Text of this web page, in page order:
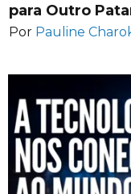
para Outro
Por Pauline